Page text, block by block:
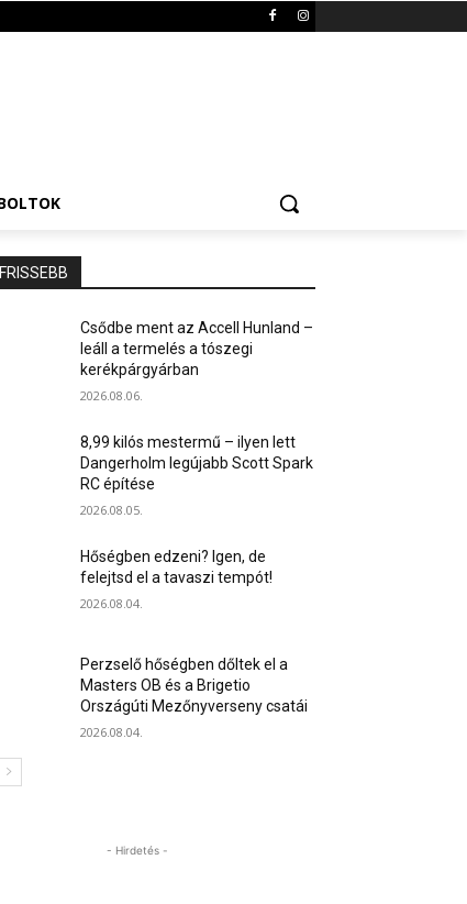
Csődbe ment az Accell Hunland –
leáll a termelés a tószegi
kerékpárgyárban
2026.08.06.
8,99 kilós mestermű – ilyen lett
Dangerholm legújabb Scott Spark
RC építése
2026.08.05.
Hőségben edzeni? Igen, de
felejtsd el a tavaszi tempót!
2026.08.04.
Perzselő hőségben dőltek el a
Masters OB és a Brigetio
Országúti Mezőnyverseny csatái
2026.08.04.
- Hirdetés -